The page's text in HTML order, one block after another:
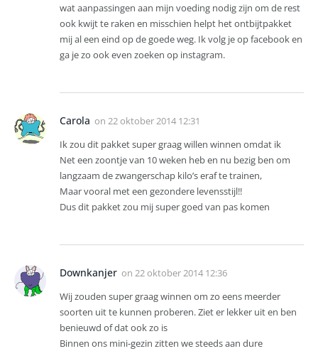
wat aanpassingen aan mijn voeding nodig zijn om de rest
ook kwijt te raken en misschien helpt het ontbijtpakket
mij al een eind op de goede weg. Ik volg je op facebook en
ga je zo ook even zoeken op instagram.
Carola on 22 oktober 2014 12:31
Ik zou dit pakket super graag willen winnen omdat ik
Net een zoontje van 10 weken heb en nu bezig ben om
langzaam de zwangerschap kilo’s eraf te trainen,
Maar vooral met een gezondere levensstijl!!
Dus dit pakket zou mij super goed van pas komen
Downkanjer on 22 oktober 2014 12:36
Wij zouden super graag winnen om zo eens meerder
soorten uit te kunnen proberen. Ziet er lekker uit en ben
benieuwd of dat ook zo is
Binnen ons mini-gezin zitten we steeds aan dure